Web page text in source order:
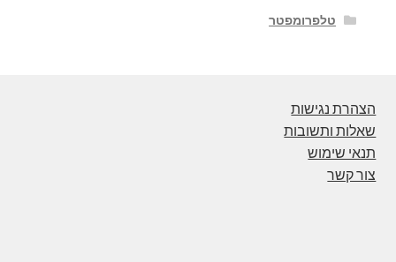
טלפרומפטר
הצהרת נגישות
שאלות ותשובות
תנאי שימוש
צור קשר